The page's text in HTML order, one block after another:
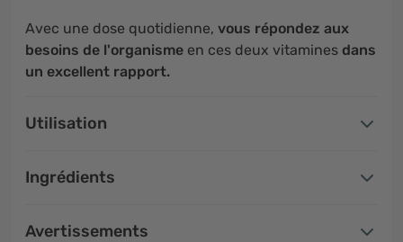
Avec une dose quotidienne, vous répondez aux
besoins de l'organisme en ces deux vitamines dans
un excellent rapport.
Utilisation
Ingrédients
Avertissements